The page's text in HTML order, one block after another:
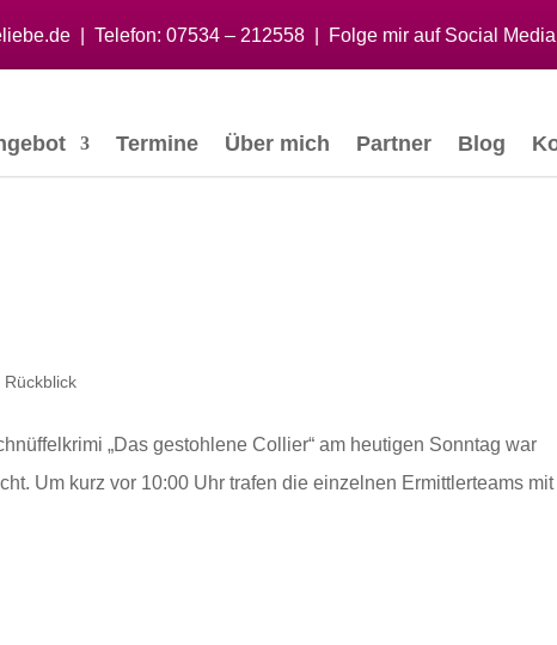
Telefon: 07534 – 212558 | Folge mir auf Social Media
Termine Über mich Partner Blog
Rückblick
„Das gestohlene Collier“ am heutigen Sonntag war
Um kurz vor 10:00 Uhr trafen die einzelnen Ermittlerteams mit